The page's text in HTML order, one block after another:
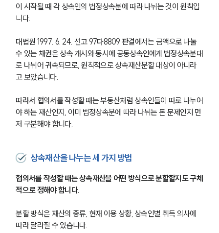
이 시작될 때 각 상속인의 법정상속분에 따라 나뉘는 것이 원칙입
니다.
대법원 1997. 6. 24. 선고 97다8809 판결에서는 금액으로 나눌
수 있는 채권은 상속 개시와 동시에 공동상속인에게 법정상속분대
로 나뉘어 귀속되므로, 원칙적으로 상속재산분할 대상이 아니라
고 보았습니다.
따라서 협의서를 작성할 때는 부동산처럼 상속인들이 따로 나누어
야 하는 재산인지, 이미 법정상속분에 따라 나뉘는 돈 문제인지 먼
저 구분해야 합니다.
상속재산을 나누는 세 가지 방법
협의서를 작성할 때는 상속재산을 어떤 방식으로 분할할지도 구체
적으로 정해야 합니다.
분할 방식은 재산의 종류, 현재 이용 상황, 상속인별 취득 의사에
따라 달라질 수 있습니다.